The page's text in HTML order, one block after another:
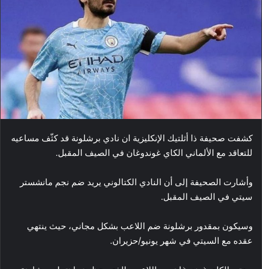
كشفت صحيفة ذا أثلتيك الإنكليزية ان نادي ​برشلونة​ قد كثّف مساعيه
للتعاقد مع الألماني ​الكاي غوندوغان​ في الصيف المقبل.
وأشارت الصحيفة إلى أن النادي الكتالوني يريد ضم نجم مانشستر
سيتي في الصيف المقبل.
وسيكون بمقدور برشلونة ضم اللاعب بشكل مجاني، حيث ينتهي
عقده مع السيتي في شهر يونيو/حزيران.